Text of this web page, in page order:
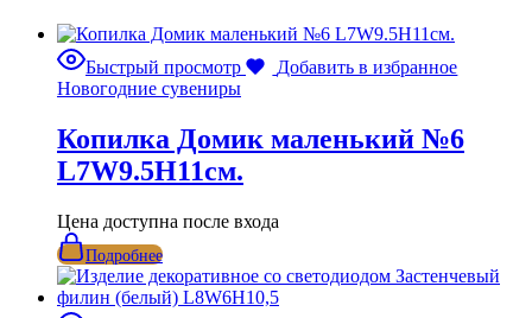
Быстрый просмотр
Добавить в избранное
Новогодние сувениры
Копилка Домик маленький №6
L7W9.5H11см.
Цена доступна после входа
Подробнее